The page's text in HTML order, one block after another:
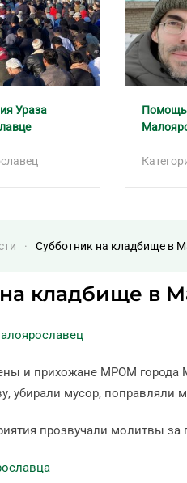
Ураза
Помощь
Субботник на кладбище в
кладбище в
и прихожане МРОМ города
убирали мусор, поправляли
прозвучали молитвы за